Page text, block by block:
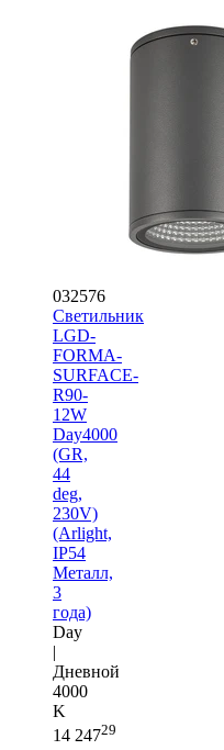
032576
Светильник
LGD-
FORMA-
SURFACE-
R90-
12W
Day4000
(GR,
44
deg,
230V)
(Arlight,
IP54
Металл,
3
года)
Day
|
Дневной
4000
K
14 24729